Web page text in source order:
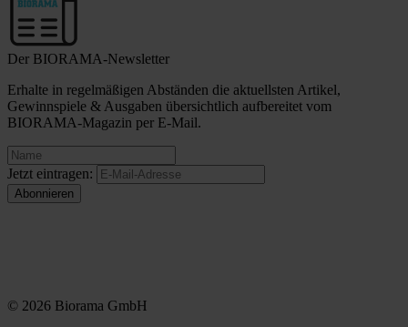
Der BIORAMA-Newsletter
Erhalte in regelmäßigen Abständen die aktuellsten Artikel,
Gewinnspiele & Ausgaben übersichtlich aufbereitet vom
BIORAMA-Magazin per E-Mail.
Jetzt eintragen:
© 2026 Biorama GmbH